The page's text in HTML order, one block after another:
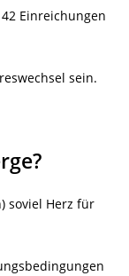
Einreichungen
sein.
soviel Herz für